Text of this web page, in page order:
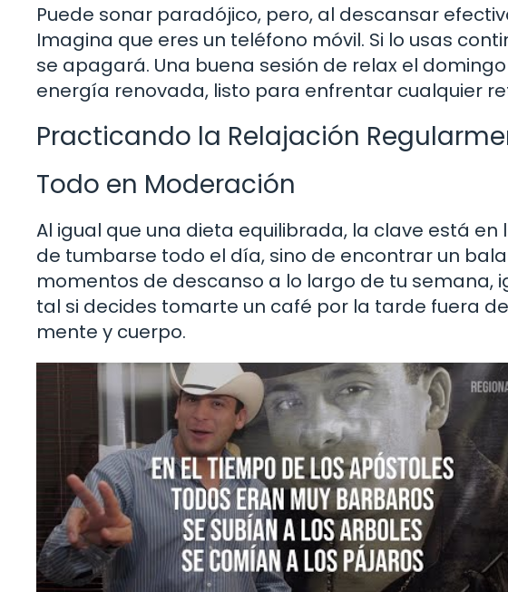
Puede sonar paradójico, pero, al descansar
Imagina que eres un teléfono móvil. Si lo usas
se apagará. Una buena sesión de relax el
energía renovada, listo para enfrentar cualquier
Practicando la Relajación
Todo en Moderación
Al igual que una dieta equilibrada, la clave está
de tumbarse todo el día, sino de encontrar un
momentos de descanso a lo largo de tu semana,
tal si decides tomarte un café por la tarde fuera
mente y cuerpo.